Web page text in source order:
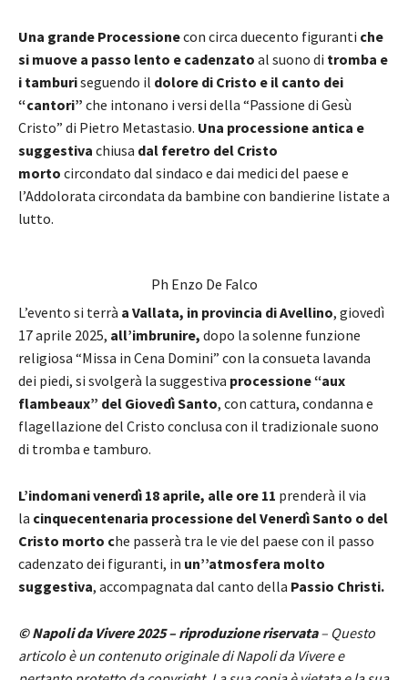
Una grande Processionecon circa duecento figuranti che
si muove a passo lento e cadenzato al suono di tromba e
i tamburiseguendo il dolore di Cristo e il canto dei
“cantori” che intonano i versi della “Passione di Gesù
Cristo” di Pietro Metastasio. Una processione antica e
suggestiva chiusa dal feretro del Cristo
morto circondato dal sindaco e dai medici del paese e
l’Addolorata circondata da bambine con bandierine listate a
lutto.
Ph Enzo De Falco
L’evento si terrà a Vallata, in provincia di Avellino, giovedì
17 aprile 2025, all’imbrunire, dopo la solenne funzione
religiosa “Missa in Cena Domini” con la consueta lavanda
dei piedi, si svolgerà la suggestiva processione “aux
flambeaux” del Giovedì Santo, con cattura, condanna e
flagellazione del Cristo conclusa con il tradizionale suono
di tromba e tamburo.
L’indomani venerdì 18 aprile, alle ore 11 prenderà il via
la cinquecentenaria processione del Venerdì Santo o del
Cristo morto che passerà tra le vie del paese con il passo
cadenzato dei figuranti, in un’’atmosfera molto
suggestiva, accompagnata dal canto della Passio Christi.
© Napoli da Vivere 2025 – riproduzione riservata– Questo
articolo è un contenuto originale di Napoli da Vivere e